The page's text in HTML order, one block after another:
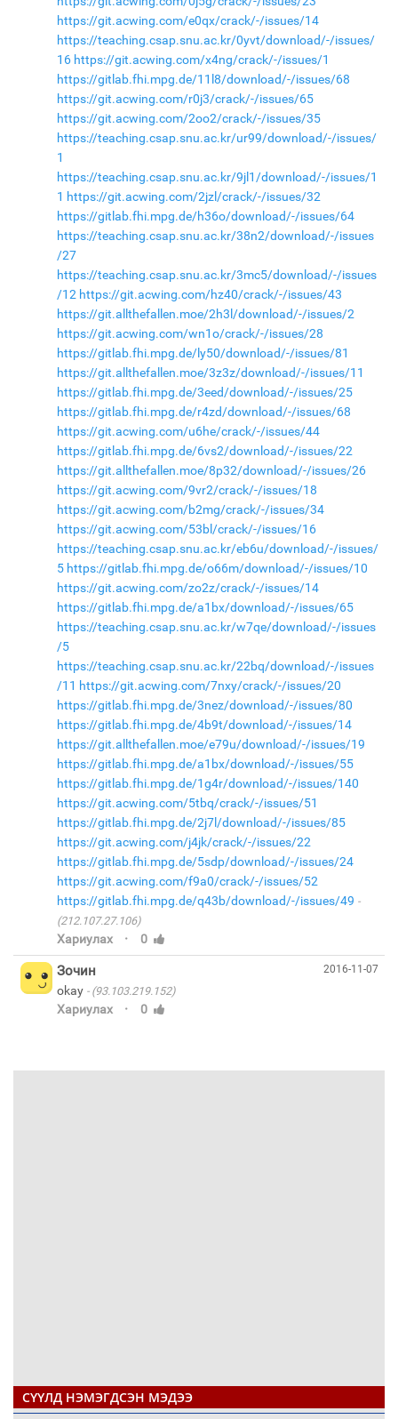
https://git.acwing.com/e0qx/crack/-/issues/14
https://teaching.csap.snu.ac.kr/0yvt/download/-/issues/
16 https://git.acwing.com/x4ng/crack/-/issues/1
https://gitlab.fhi.mpg.de/11l8/download/-/issues/68
https://git.acwing.com/r0j3/crack/-/issues/65
https://git.acwing.com/2oo2/crack/-/issues/35
https://teaching.csap.snu.ac.kr/ur99/download/-/issues/
1
https://teaching.csap.snu.ac.kr/9jl1/download/-/issues/1
1 https://git.acwing.com/2jzl/crack/-/issues/32
https://gitlab.fhi.mpg.de/h36o/download/-/issues/64
https://teaching.csap.snu.ac.kr/38n2/download/-/issues
/27
https://teaching.csap.snu.ac.kr/3mc5/download/-/issues
/12 https://git.acwing.com/hz40/crack/-/issues/43
https://git.allthefallen.moe/2h3l/download/-/issues/2
https://git.acwing.com/wn1o/crack/-/issues/28
https://gitlab.fhi.mpg.de/ly50/download/-/issues/81
https://git.allthefallen.moe/3z3z/download/-/issues/11
https://gitlab.fhi.mpg.de/3eed/download/-/issues/25
https://gitlab.fhi.mpg.de/r4zd/download/-/issues/68
https://git.acwing.com/u6he/crack/-/issues/44
https://gitlab.fhi.mpg.de/6vs2/download/-/issues/22
https://git.allthefallen.moe/8p32/download/-/issues/26
https://git.acwing.com/9vr2/crack/-/issues/18
https://git.acwing.com/b2mg/crack/-/issues/34
https://git.acwing.com/53bl/crack/-/issues/16
https://teaching.csap.snu.ac.kr/eb6u/download/-/issues/
5 https://gitlab.fhi.mpg.de/o66m/download/-/issues/10
https://git.acwing.com/zo2z/crack/-/issues/14
https://gitlab.fhi.mpg.de/a1bx/download/-/issues/65
https://teaching.csap.snu.ac.kr/w7qe/download/-/issues
/5
https://teaching.csap.snu.ac.kr/22bq/download/-/issues
/11 https://git.acwing.com/7nxy/crack/-/issues/20
https://gitlab.fhi.mpg.de/3nez/download/-/issues/80
https://gitlab.fhi.mpg.de/4b9t/download/-/issues/14
https://git.allthefallen.moe/e79u/download/-/issues/19
https://gitlab.fhi.mpg.de/a1bx/download/-/issues/55
https://gitlab.fhi.mpg.de/1g4r/download/-/issues/140
https://git.acwing.com/5tbq/crack/-/issues/51
https://gitlab.fhi.mpg.de/2j7l/download/-/issues/85
https://git.acwing.com/j4jk/crack/-/issues/22
https://gitlab.fhi.mpg.de/5sdp/download/-/issues/24
https://git.acwing.com/f9a0/crack/-/issues/52
https://gitlab.fhi.mpg.de/q43b/download/-/issues/49
(212.107.27.106)
Хариулах · 0
2016-11-07
Зочин
okay (93.103.219.152)
Хариулах · 0
СҮҮЛД НЭМЭГДСЭН МЭДЭЭ